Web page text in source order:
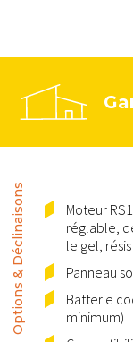
Options & Déclinaisons
Moteur
réglable,
le gel,
Panneau
Batterie
minimum)